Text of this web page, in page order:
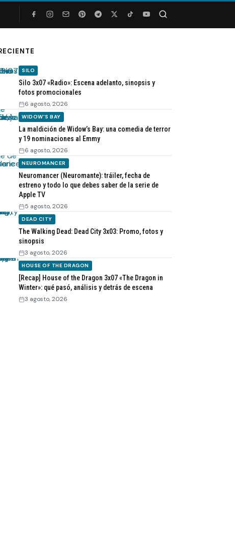
SILO
Silo 3x07 «Radio»: Escena adelanto, sinopsis y
fotos promocionales
6 agosto, 2026
WIDOW'S BAY
La maldición de Widow’s Bay: una comedia de terror
y 19 nominaciones al Emmy
6 agosto, 2026
NEUROMANCER
Neuromancer (Neuromante): tráiler, fecha de
estreno y todo lo que debes saber de la serie de
Apple TV
5 agosto, 2026
DEAD CITY
The Walking Dead: Dead City 3x03: Promo, fotos y
sinopsis
3 agosto, 2026
HOUSE OF THE DRAGON
[Recap] House of the Dragon 3x07 «The Dragon in
Winter»: qué pasó, análisis y detrás de escena
3 agosto, 2026